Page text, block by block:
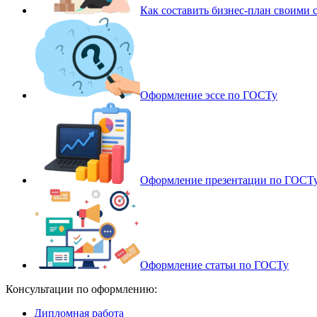
Как составить бизнес-план своими
Оформление эссе по ГОСТу
Оформление презентации по
Оформление статьи по ГОСТу
Консультации по оформлению:
Дипломная работа